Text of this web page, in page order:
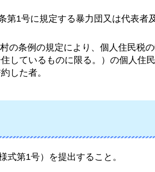
第1号に規定する暴力団又は代表者
の条例の規定により、個人住民税
しているものに限る。）の個人住
した者。
第1号）を提出すること。